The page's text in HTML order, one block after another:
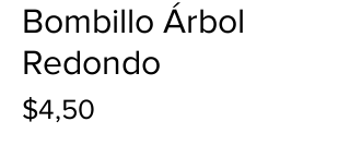
Bombillo Árbol
Redondo
$4,50